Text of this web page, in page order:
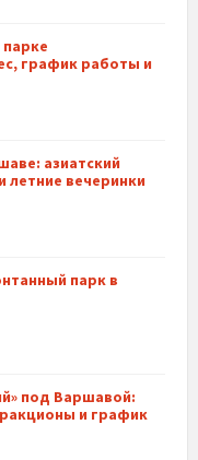
график работы и
азиатский
вечеринки
парк в
под Варшавой:
и график